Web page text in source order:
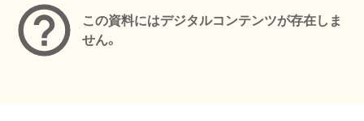
この資料にはデジタルコンテンツが存在しま
せん。